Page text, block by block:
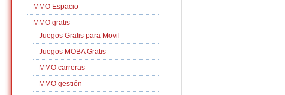
MMO Espacio
MMO gratis
Juegos Gratis para Movil
Juegos MOBA Gratis
MMO carreras
MMO gestión